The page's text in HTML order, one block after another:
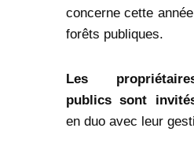
concerne cette
forêts publiques.
Les
publicssont
en duo avec leur